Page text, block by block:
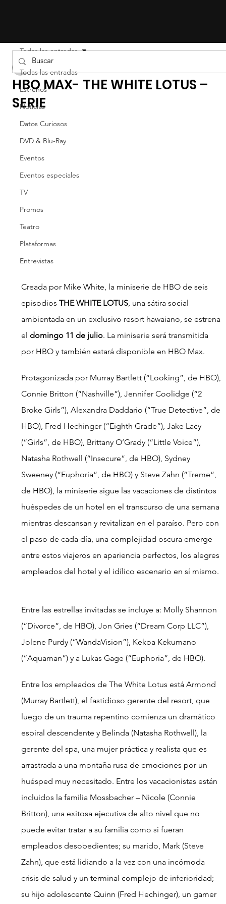
Todas las entradas
Estrenos
Noticias
Datos Curiosos
DVD & Blu-Ray
Eventos
Eventos especiales
TV
Promos
Teatro
Plataformas
Entrevistas
Todas las entradas
HBO MAX- THE WHITE LOTUS –
SERIE
Creada por Mike White, la miniserie de HBO de seis
episodios THE WHITE LOTUS, una sátira social
ambientada en un exclusivo resort hawaiano, se estrena
el domingo 11 de julio. La miniserie será transmitida
por HBO y también estará disponible en HBO Max.
Protagonizada por Murray Bartlett (“Looking”, de HBO),
Connie Britton (“Nashville”), Jennifer Coolidge (“2
Broke Girls”), Alexandra Daddario (“True Detective”, de
HBO), Fred Hechinger (“Eighth Grade”), Jake Lacy
(“Girls”, de HBO), Brittany O’Grady (“Little Voice”),
Natasha Rothwell (“Insecure”, de HBO), Sydney
Sweeney (“Euphoria”, de HBO) y Steve Zahn (“Treme”,
de HBO), la miniserie sigue las vacaciones de distintos
huéspedes de un hotel en el transcurso de una semana
mientras descansan y revitalizan en el paraíso. Pero con
el paso de cada día, una complejidad oscura emerge
entre estos viajeros en apariencia perfectos, los alegres
empleados del hotel y el idílico escenario en sí mismo.
Entre las estrellas invitadas se incluye a: Molly Shannon
(“Divorce”, de HBO), Jon Gries (“Dream Corp LLC”),
Jolene Purdy (“WandaVision”), Kekoa Kekumano
(“Aquaman”) y a Lukas Gage (“Euphoria”, de HBO).
Entre los empleados de The White Lotus está Armond
(Murray Bartlett), el fastidioso gerente del resort, que
luego de un trauma repentino comienza un dramático
espiral descendente y Belinda (Natasha Rothwell), la
gerente del spa, una mujer práctica y realista que es
arrastrada a una montaña rusa de emociones por un
huésped muy necesitado. Entre los vacacionistas están
incluidos la familia Mossbacher – Nicole (Connie
Britton), una exitosa ejecutiva de alto nivel que no
puede evitar tratar a su familia como si fueran
empleados desobedientes; su marido, Mark (Steve
Zahn), que está lidiando a la vez con una incómoda
crisis de salud y un terminal complejo de inferioridad;
su hijo adolescente Quinn (Fred Hechinger), un gamer